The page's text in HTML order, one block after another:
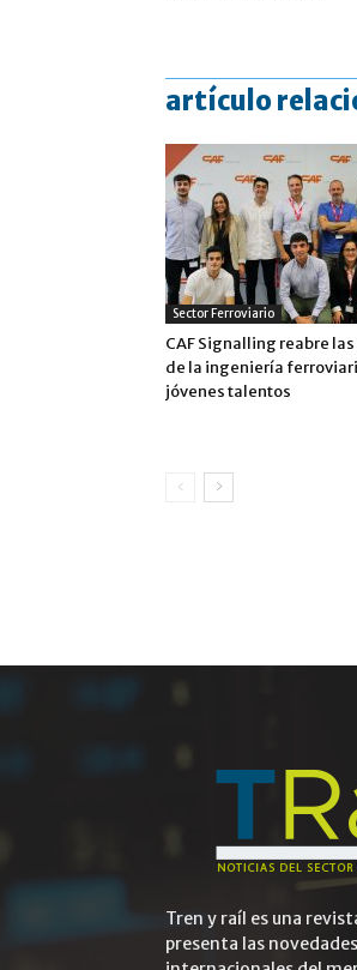
artículo
Sector Ferroviario
CAF Signalling reabre
de la ingeniería
jóvenes talentos
Tren y raíl es una
presenta las